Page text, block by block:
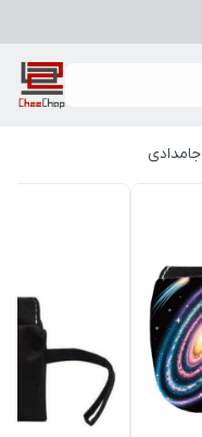
جامدادی